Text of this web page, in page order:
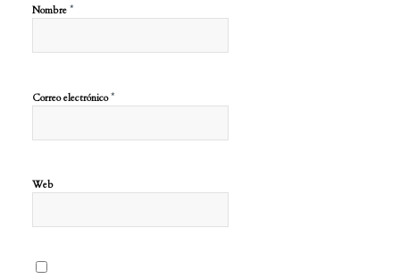
Nombre *
Correo electrónico*
Web